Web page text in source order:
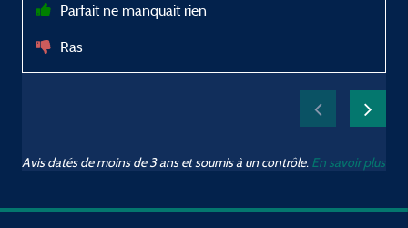
Parfait ne manquait rien
Ras
Avis datés de moins de 3 ans et soumis à un contrôle. En savoir plus